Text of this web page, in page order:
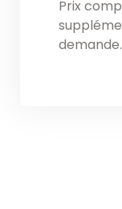
Prix
demande.